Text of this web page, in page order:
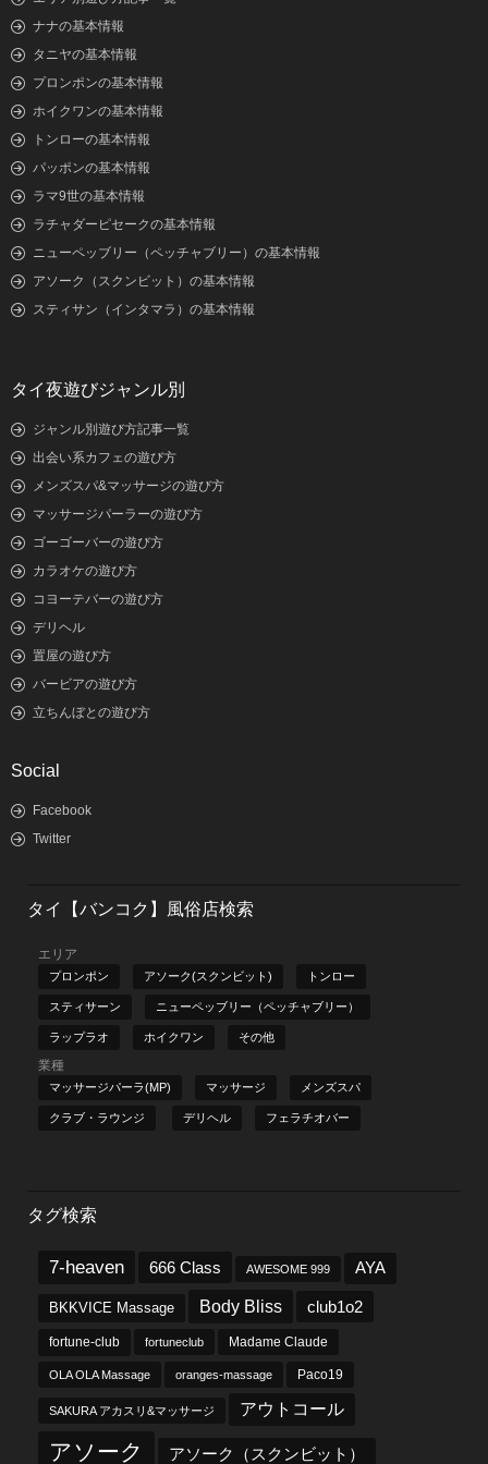
ナナの基本情報
タニヤの基本情報
プロンポンの基本情報
ホイクワンの基本情報
トンローの基本情報
パッポンの基本情報
ラマ9世の基本情報
ラチャダーピセークの基本情報
ニューペッブリー（ペッチャブリー）の基本情報
アソーク（スクンビット）の基本情報
スティサン（インタマラ）の基本情報
タイ夜遊びジャンル別
ジャンル別遊び方記事一覧
出会い系カフェの遊び方
メンズスパ&マッサージの遊び方
マッサージパーラーの遊び方
ゴーゴーバーの遊び方
カラオケの遊び方
コヨーテバーの遊び方
デリヘル
置屋の遊び方
バービアの遊び方
立ちんぼとの遊び方
Social
Facebook
Twitter
タイ【バンコク】風俗店検索
エリア
プロンポン アソーク(スクンビット) トンロー
スティサーン ニューペッブリー（ペッチャブリー）
ラップラオ ホイクワン その他
業種
マッサージパーラ(MP) マッサージ メンズスパ
クラブ・ラウンジ デリヘル フェラチオバー
タグ検索
7-heaven 666 Class AWESOME 999 AYA
BKKVICE Massage Body Bliss club1o2
fortune-club fortuneclub Madame Claude
OLA OLA Massage oranges-massage Paco19
SAKURA アカスリ&マッサージ アウトコール
アソーク アソーク（スクンビット）